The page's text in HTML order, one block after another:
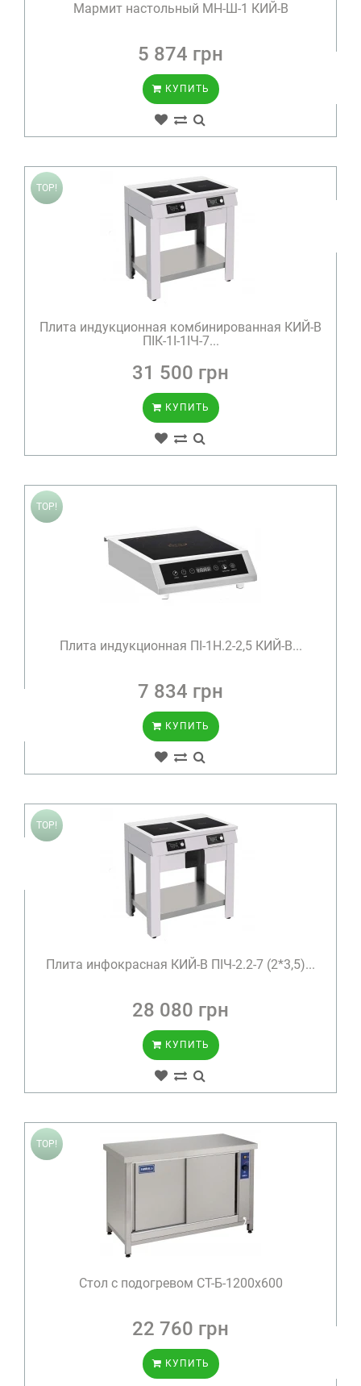
Мармит настольный МН-Ш-1 КИЙ-В
5 874 грн
КУПИТЬ
TOP!
Плита индукционная комбинированная КИЙ-В
ПІК-1І-1ІЧ-7...
31 500 грн
КУПИТЬ
TOP!
Плита индукционная ПІ-1Н.2-2,5 КИЙ-В...
7 834 грн
КУПИТЬ
TOP!
Плита инфокрасная КИЙ-В ПІЧ-2.2-7 (2*3,5)...
28 080 грн
КУПИТЬ
TOP!
Стол с подогревом СТ-Б-1200х600
22 760 грн
КУПИТЬ